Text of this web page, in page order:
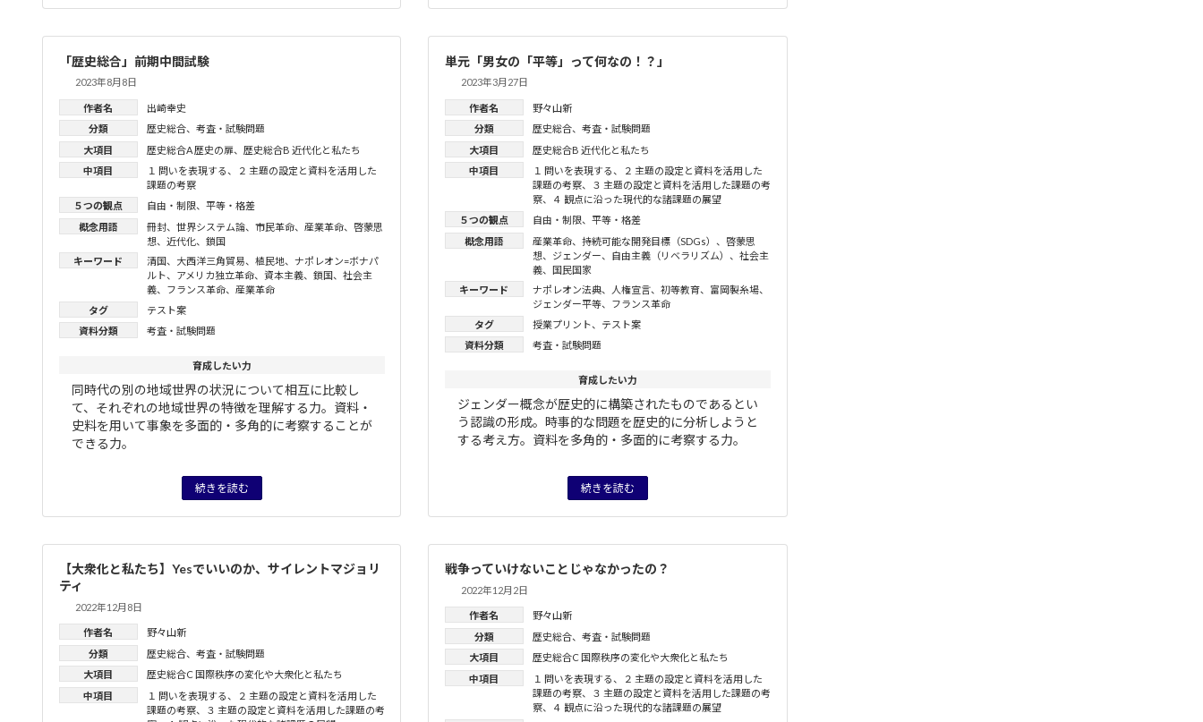
「歴史総合」前期中間試験
2023年8月8日
タグ テスト案
作者名 出崎幸史
大項目 歴史総合A 歴史の扉、 歴史総合B 近代化と私たち
中項目
１ 問いを表現する、
２ 主題の設定と資料を活用した
課題の考察
５つの観点
自由・制限、 平等・格差
概念用語
冊封、 世界システム論、 市民革命、 産業革命、 啓蒙思
想、 近代化、 鎖国
キーワード
清国、 大西洋三角貿易、 植民地、 ナポレオン=ボナパ
ルト、 アメリカ独立革命、 資本主義、 鎖国、 社会主
義、 フランス革命、 産業革命
分類 歴史総合、 考査・試験問題
資料分類 考査・試験問題
続きを読む
育成したい力
同時代の別の地域世界の状況について相互に比較し
て、それぞれの地域世界の特徴を理解する力。資料・
史料を用いて事象を多面的・多角的に考察することが
できる力。
単元「男女の「平等」って何なの！？」
2023年3月27日
タグ 授業プリント、 テスト案
作者名 野々山新
大項目
歴史総合B 近代化と私たち
中項目
１ 問いを表現する、
２ 主題の設定と資料を活用した
課題の考察、
３ 主題の設定と資料を活用した課題の考
察、
４ 観点に沿った現代的な諸課題の展望
５つの観点
自由・制限、 平等・格差
概念用語
産業革命、 持続可能な開発目標（SDGs） 、 啓蒙思
想、 ジェンダー、 自由主義（リベラリズム） 、 社会主
義、 国民国家
キーワード
ナポレオン法典、 人権宣言、 初等教育、 富岡製糸場、
ジェンダー平等、 フランス革命
分類 歴史総合、 考査・試験問題
資料分類 考査・試験問題
続きを読む
育成したい力
ジェンダー概念が歴史的に構築されたものであるとい
う認識の形成。時事的な問題を歴史的に分析しようと
する考え方。資料を多角的・多面的に考察する力。
【大衆化と私たち】Yesでいいのか、サイレントマジョリ
ティ
2022年12月8日
作者名 野々山新
大項目
歴史総合C 国際秩序の変化や大衆化と私たち
中項目
１ 問いを表現する、
２ 主題の設定と資料を活用した
課題の考察、
３ 主題の設定と資料を活用した課題の考
分類 歴史総合、 考査・試験問題
戦争っていけないことじゃなかったの？
2022年12月2日
作者名 野々山新
大項目
歴史総合C 国際秩序の変化や大衆化と私たち
中項目
１ 問いを表現する、
２ 主題の設定と資料を活用した
課題の考察、
３ 主題の設定と資料を活用した課題の考
察、
４ 観点に沿った現代的な諸課題の展望
分類 歴史総合、 考査・試験問題